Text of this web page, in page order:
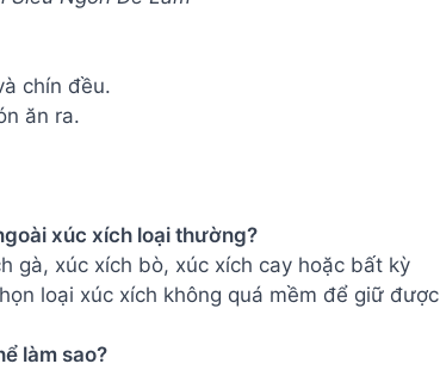
chín đều.
ăn ra.
xúc xích loại thường?
gà, xúc xích bò, xúc xích cay hoặc bất kỳ
loại xúc xích không quá mềm để giữ được
làm sao?